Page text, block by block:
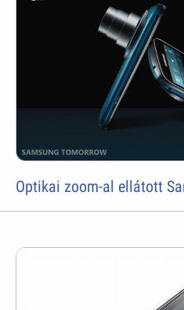
Optikai zoom-al ellátott